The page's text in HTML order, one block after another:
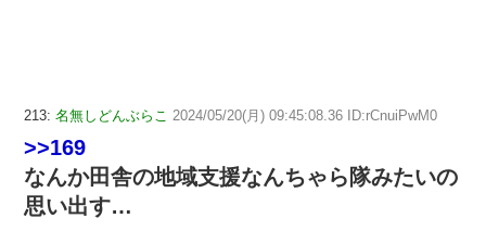
213: 名無しどんぶらこ 2024/05/20(月) 09:45:08.36 ID:rCnuiPwM0
>>169
なんか田舎の地域支援なんちゃら隊みたいの
思い出す…